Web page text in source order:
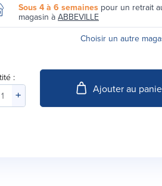
Sous 4 à 6 semaines pour un retrait
magasin à ABBEVILLE
Choisir un autre
:
Ajouter au